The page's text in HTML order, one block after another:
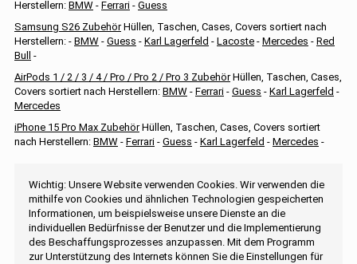
Herstellern: BMW - Ferrari - Guess
Samsung S26 ZubehörHüllen, Taschen, Cases, Covers sortiert nach
Herstellern: - BMW - Guess - Karl Lagerfeld - Lacoste - Mercedes - Red
Bull
-
AirPods 1 / 2 / 3 / 4 / Pro / Pro 2 / Pro 3 ZubehörHüllen, Taschen, Cases,
Covers sortiert nach Herstellern: BMW - Ferrari - Guess - Karl Lagerfeld -
Mercedes
iPhone 15 Pro Max ZubehörHüllen, Taschen, Cases, Covers sortiert
nach Herstellern: BMW - Ferrari - Guess - Karl Lagerfeld - Mercedes -
Wichtig: Unsere Website verwenden Cookies. Wir verwenden die
mithilfe von Cookies und ähnlichen Technologien gespeicherten
Informationen, um beispielsweise unsere Dienste an die
individuellen Bedürfnisse der Benutzer und die Implementierung
des Beschaffungsprozesses anzupassen. Mit dem Programm
zur Unterstützung des Internets können Sie die Einstellungen für